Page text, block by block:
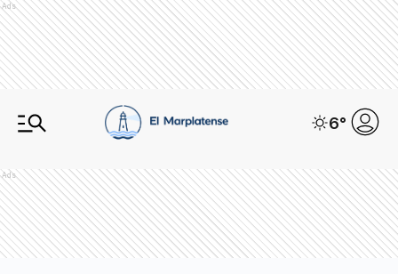
Ads
6°
Ads